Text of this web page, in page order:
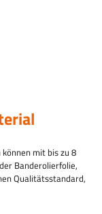
mit bis zu 8
Banderolierfolie,
Qualitätsstandard,